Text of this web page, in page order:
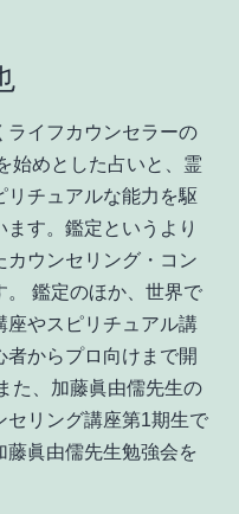
ライフカウンセラーの
始めとした占いと、霊
リチュアルな能力を駆
す。鑑定というより
カウンセリング・コン
。 鑑定のほか、世界で
座やスピリチュアル講
者からプロ向けまで開
た、加藤眞由儒先生の
セリング講座第1期生で
藤眞由儒先生勉強会を